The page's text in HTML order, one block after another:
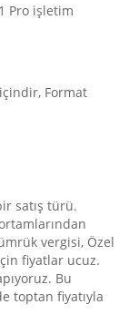
Pro işletim
Format
satış türü.
vergisi, Özel
fiyatlar ucuz.
Bu
toptan fiyatıyla